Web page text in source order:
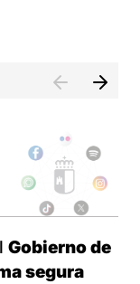
Gobierno de
segura